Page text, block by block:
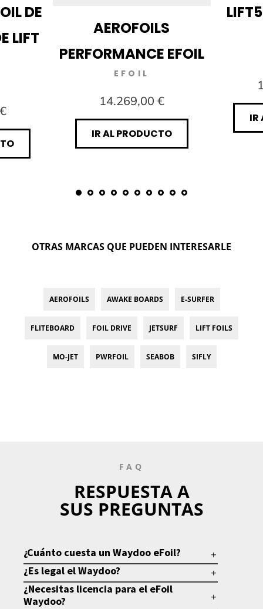
DE
LIFT
AEROFOILS
PERFORMANCE EFOIL
EFOIL
14.269,00 €
IR AL PRODUCTO
IR
OTRAS MARCAS QUE PUEDEN INTERESARLE
AEROFOILS AWAKE BOARDS E-SURFER
FLITEBOARD FOIL DRIVE JETSURF LIFT FOILS
MO-JET PWRFOIL SEABOB SIFLY
FAQ
RESPUESTA A
SUS PREGUNTAS
¿Cuánto cuesta un Waydoo eFoil?
¿Es legal el Waydoo?
¿Necesitas licencia para el eFoil
Waydoo?